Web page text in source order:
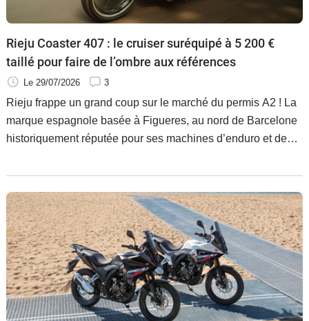
Rieju Coaster 407 : le cruiser suréquipé à 5 200 €
taillé pour faire de l’ombre aux références
Le 29/07/2026 3
Rieju frappe un grand coup sur le marché du permis A2 ! La
marque espagnole basée à Figueres, au nord de Barcelone
historiquement réputée pour ses machines d’enduro et de
407. Un custom de moyenne cylindrée très bien équipé et
affiché à seulement 5 199 €.